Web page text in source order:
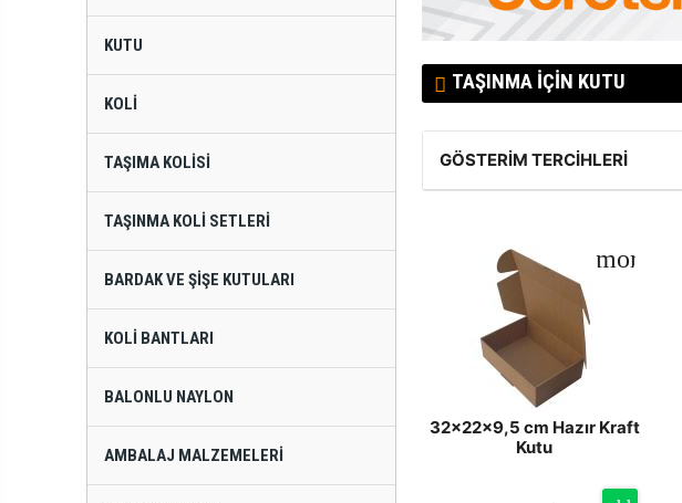
KUTU
KOLI
TAŞIMA KOLISI
TAŞINMA KOLI SETLERI
BARDAK VE ŞIŞE KUTULARI
KOLI BANTLARI
BALONLU NAYLON
AMBALAJ MALZEMELERI
TAŞINMA İÇIN KUTU
GÖSTERIM TERCIHLERI
32x22x9,5 cm Hazır Kraft
Kutu